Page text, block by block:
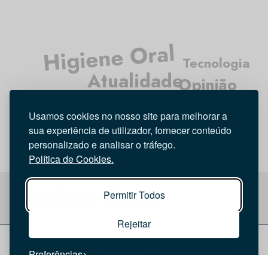
Usamos cookies no nosso site para melhorar a
sua experiência de utilizador, fornecer conteúdo
personalizado e analisar o tráfego.
Política de Cookies.
Permitir Todos
Rejeitar
Atualidade
Higiene Oral
Entrevista
Opinião
Tecnologia
Investigação